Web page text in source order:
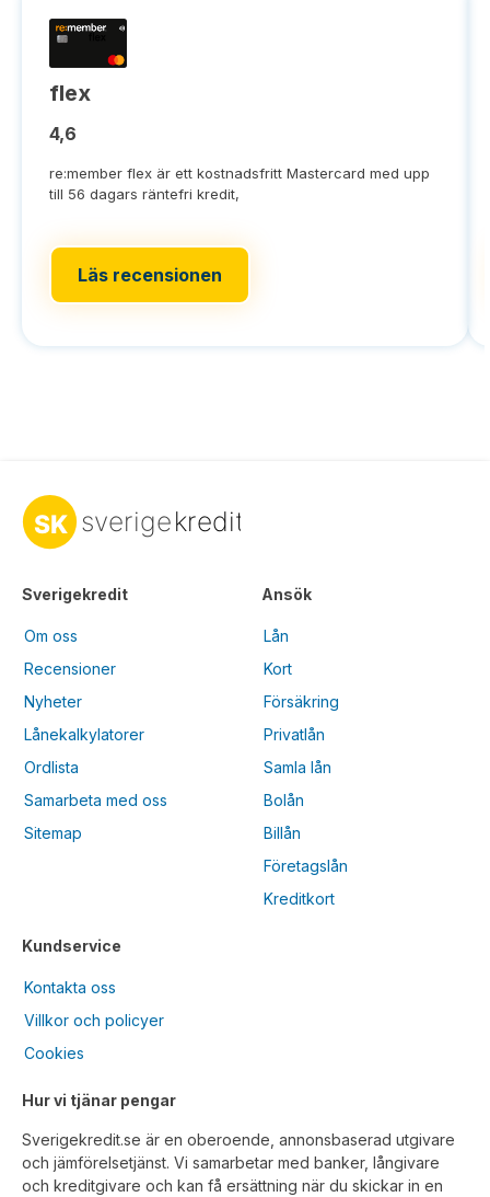
flex
4,6
re:member flex är ett kostnadsfritt Mastercard med upp
till 56 dagars räntefri kredit,
Läs recensionen
Sverigekredit
Om oss
Recensioner
Nyheter
Lånekalkylatorer
Ordlista
Samarbeta med oss
Sitemap
Kundservice
Kontakta oss
Villkor och policyer
Cookies
Ansök
Lån
Kort
Försäkring
Privatlån
Samla lån
Bolån
Billån
Företagslån
Kreditkort
Hur vi tjänar pengar
Sverigekredit.se är en oberoende, annonsbaserad utgivare
och jämförelsetjänst. Vi samarbetar med banker, långivare
och kreditgivare och kan få ersättning när du skickar in en